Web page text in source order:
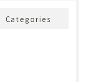
Categories